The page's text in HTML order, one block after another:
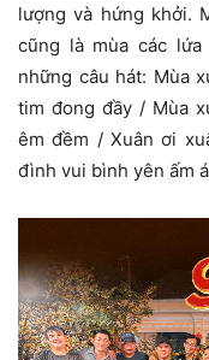
lượng và hứng khởi.
cũng là mùa các
những câu hát: Mùa
tim đong đầy / Mùa
êm đềm / Xuân ơi
đình vui bình yên ấm